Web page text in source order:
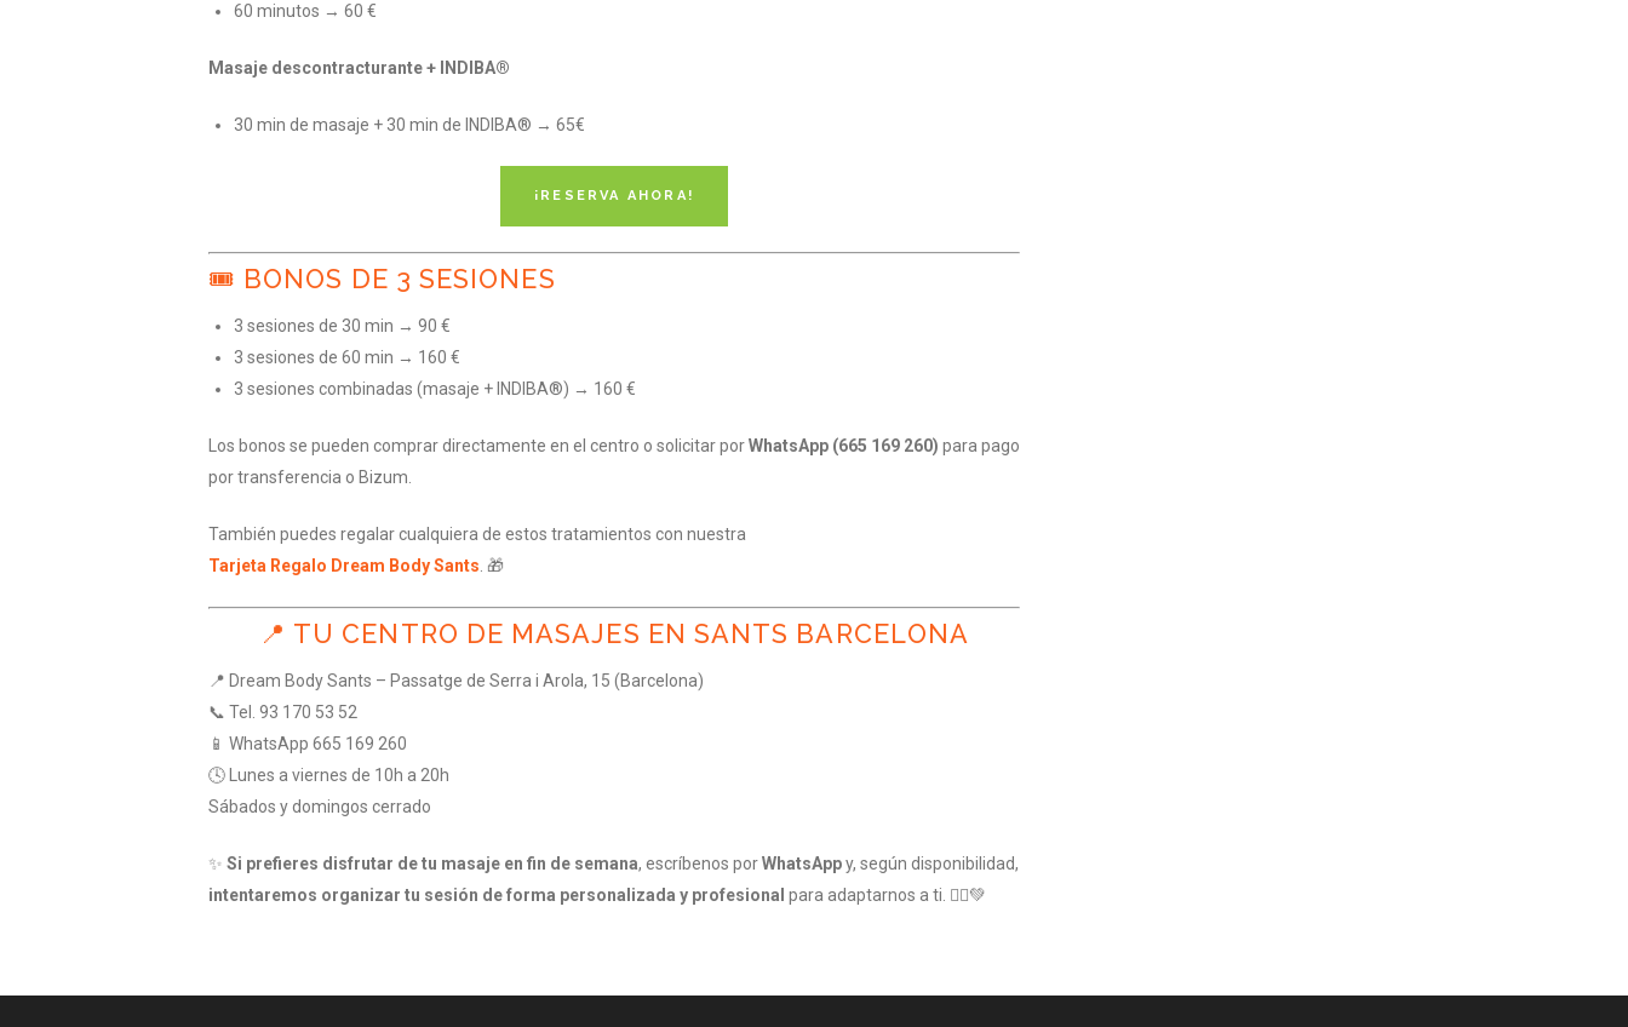
60 minutos → 60 €
Masaje descontracturante + INDIBA®
30 min de masaje + 30 min de INDIBA® → 65€
¡RESERVA AHORA!
🎟️ BONOS DE 3 SESIONES
3 sesiones de 30 min → 90 €
3 sesiones de 60 min → 160 €
3 sesiones combinadas (masaje + INDIBA®) → 160 €
Los bonos se pueden comprar directamente en el centro o solicitar porWhatsApp (665 169 260) para pago
por transferencia o Bizum.
También puedes regalar cualquiera de estos tratamientos con nuestra
Tarjeta Regalo Dream Body Sants . 🎁
📍 TU CENTRO DE MASAJES EN SANTS BARCELONA
📍 Dream Body Sants – Passatge de Serra i Arola, 15 (Barcelona)
📞 Tel. 93 170 53 52
📱 WhatsApp 665 169 260
🕓 Lunes a viernes de 10h a 20h
Sábados y domingos cerrado
✨ Si prefieres disfrutar de tu masaje en fin de semana, escríbenos porWhatsAppy, según disponibilidad,
intentaremos organizar tu sesión de forma personalizada y profesional para adaptarnos a ti. 💆‍♀️💚